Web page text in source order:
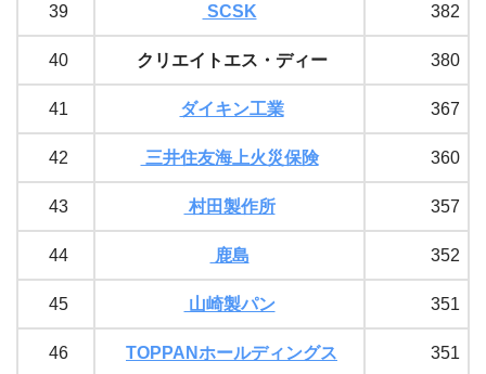
39 SCSK 382
40 クリエイトエス・ディー 380
41 ダイキン工業 367
42 三井住友海上火災保険 360
43 村田製作所 357
44 鹿島 352
45 山崎製パン 351
46 TOPPANホールディングス 351